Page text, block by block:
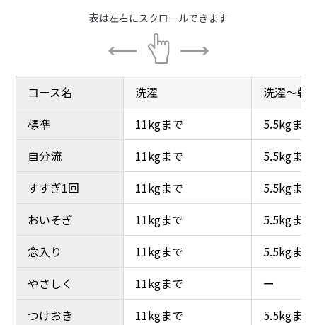
コース名 洗濯
洗濯～乾
標準
11kgまで
5.5kgまで
自分流
11kgまで
5.5kgまで
すすぎ1回
11kgまで
5.5kgまで
おいそぎ
11kgまで
5.5kgまで
念入り
11kgまで
5.5kgまで
やさしく
11kgまで
ー
つけおき
11kgまで
5.5kgまで
コース名 洗濯
洗濯～乾
標準
11kgまで
5.5kgまで
自分流
11kgまで
5.5kgまで
すすぎ1回
11kgまで
5.5kgまで
おいそぎ
11kgまで
5.5kgまで
念入り
11kgまで
5.5kgまで
やさしく
11kgまで
ー
つけおき
11kgまで
5.5kgまで